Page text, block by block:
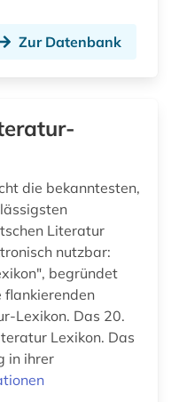
(8)
Zur Datenbank
die bekanntesten,
Literatur
nutzbar:
begründet
flankierenden
Lexikon. Das 20.
Lexikon. Das
in ihrer